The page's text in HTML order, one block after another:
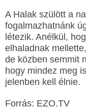
A Halak szülött a
fogalmazhatnánk
létezik. Anélkül,
elhaladnak
de közben semmit
hogy mindez meg
jelenben kell élnie.
Forrás: EZO.TV